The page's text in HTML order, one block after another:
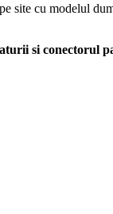
site cu modelul
si conectorul